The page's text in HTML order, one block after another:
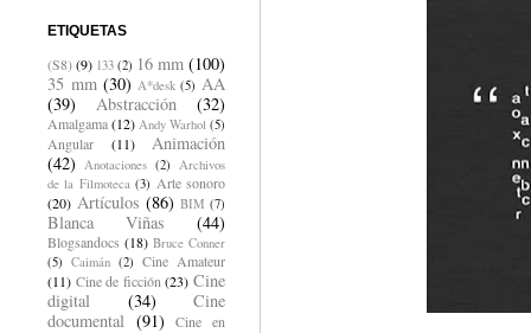
ETIQUETAS
(S8)(9) 133 (2) 16 mm (100)
35 mm (30) A*desk (5) AA
(39)
Abstracción (32)
Amalgama(12) Andy Warhol (5)
Angular (11)
Animación
(42)
Anotaciones (2)
Archivos
de la Filmoteca (3) Arte sonoro
(20) Artículos (86) BIM (7)
Blanca Viñas (44)
Blogsandocs (18) Bruce Conner
(5) Caimán (2) Cine Amateur
(11) Cine de ficción (23) Cine
digital
(34)
Cine
documental (91)
Cine en